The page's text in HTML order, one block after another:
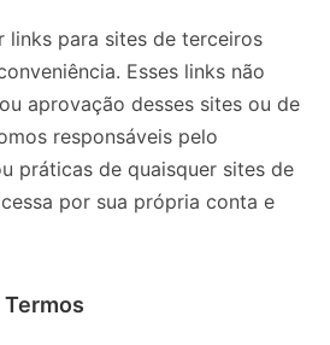
links para sites de terceiros
Esses links não
aprovação desses sites ou de
responsáveis pelo
práticas de quaisquer sites de
por sua própria conta e